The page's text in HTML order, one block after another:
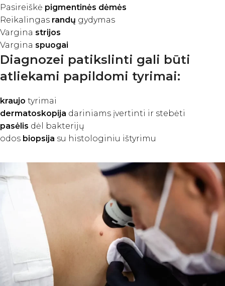
Pasireiškė pigmentinės dėmės
Reikalingas randų gydymas
Vargina strijos
Vargina spuogai
Diagnozei patikslinti gali būti
atliekami papildomi tyrimai:
kraujo tyrimai
dermatoskopija dariniams įvertinti ir stebėti
pasėlis dėl bakterijų
odos biopsija su histologiniu ištyrimu